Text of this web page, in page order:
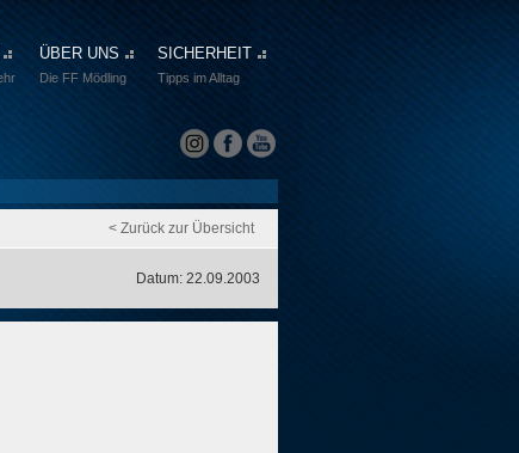
ÜBER UNS
Die FF Mödling
SICHERHEIT
Tipps im Alltag
< Zurück zur Übersicht
Datum: 22.09.2003